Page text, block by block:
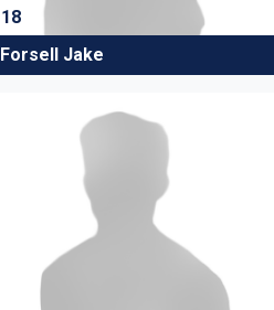
18
Forsell Jake